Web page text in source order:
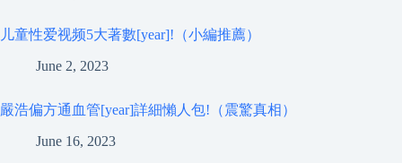
儿童性爱视频5大著數[year]!（小編推薦）
June 2, 2023
嚴浩偏方通血管[year]詳細懶人包!（震驚真相）
June 16, 2023